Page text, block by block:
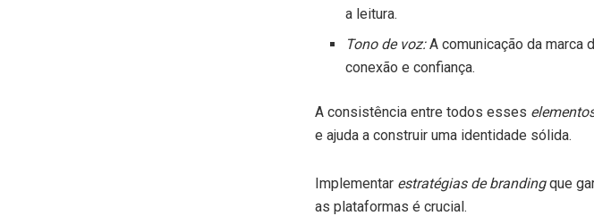
a leitura.
Tono de voz:A comunicação da marca
conexão e confiança.
A consistência entre todos esses
e ajuda a construir uma identidade sólida.
Implementar estratégias de brandingque
as plataformas é crucial.